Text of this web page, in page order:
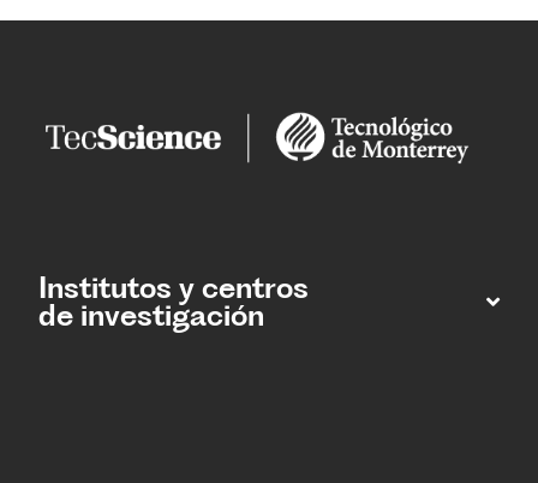
Institutos y centros
de investigación